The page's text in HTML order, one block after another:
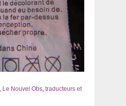
Le Nouvel Obs traducteurs et